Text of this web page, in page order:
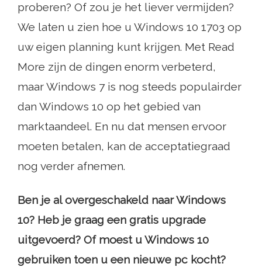
proberen? Of zou je het liever vermijden?
We laten u zien hoe u Windows 10 1703 op
uw eigen planning kunt krijgen. Met Read
More zijn de dingen enorm verbeterd,
maar Windows 7 is nog steeds populairder
dan Windows 10 op het gebied van
marktaandeel. En nu dat mensen ervoor
moeten betalen, kan de acceptatiegraad
nog verder afnemen.
Ben je al overgeschakeld naar Windows
10? Heb je graag een gratis upgrade
uitgevoerd? Of moest u Windows 10
gebruiken toen u een nieuwe pc kocht?